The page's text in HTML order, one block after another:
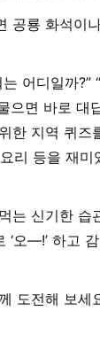
국제학교에서 음악
승 놀이, 레크리에이
왔습니다. 그 후 쇼가
거운 어른들과의 만
하며 음악과 아이들
를 전해드립니다. 취
이, 아웃도어, 책, 공
공룡 화석이
어디일까?”
으면 바로 대
한 지역 퀴즈
리 등을 재
는 신기한 습
‘오—!’ 하고
도전해 보세